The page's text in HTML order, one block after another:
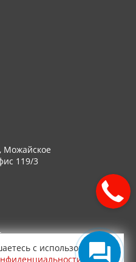
, Можайское
119/3
с использованием